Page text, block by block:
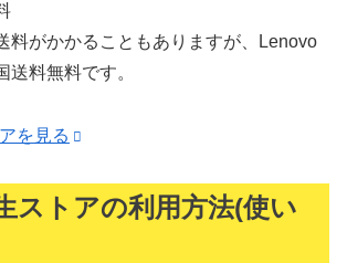
料がかかることもありますが、Lenovo
送料無料です。
を見る
ストアの利用方法(使い